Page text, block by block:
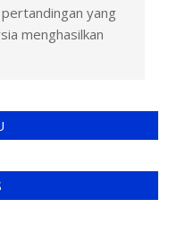
yang
menghasilkan